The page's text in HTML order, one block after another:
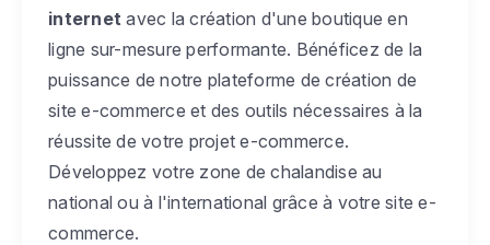
internet avec la création d'une boutique en
ligne sur-mesure performante. Bénéficez de la
puissance de notre plateforme de création de
site e-commerce et des outils nécessaires à la
réussite de votre projet e-commerce.
Développez votre zone de chalandise au
national ou à l'international grâce à votre site e-
commerce.